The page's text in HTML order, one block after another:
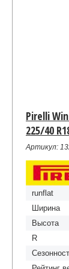
Pirelli
225/40
Артикул:
runflat
Ширина
Высота
R